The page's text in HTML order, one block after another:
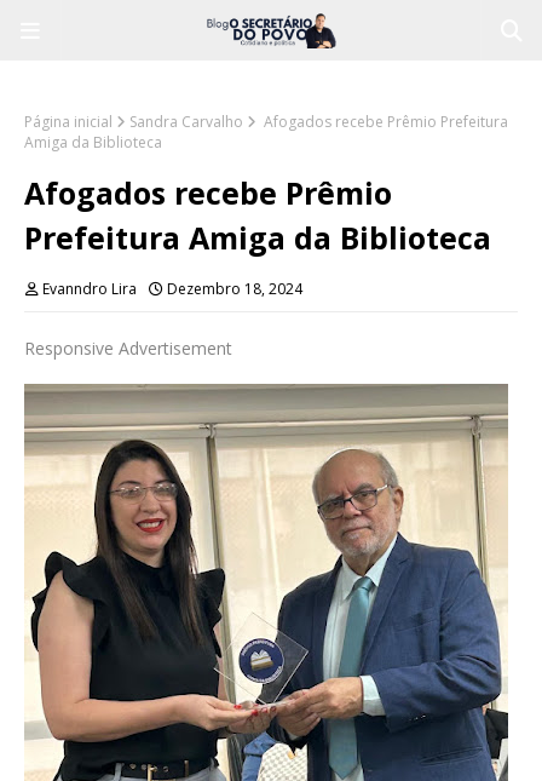
Página inicial Sandra Carvalho
Afogados recebe Prêmio Prefeitura
Amiga da Biblioteca
Afogados recebe Prêmio
Prefeitura Amiga da Biblioteca
Evanndro Lira Dezembro 18, 2024
Responsive Advertisement